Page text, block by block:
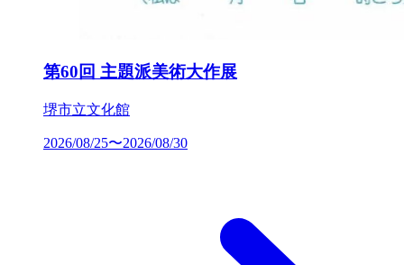
第60回 主題派美術大作展
堺市立文化館
2026/08/25〜2026/08/30